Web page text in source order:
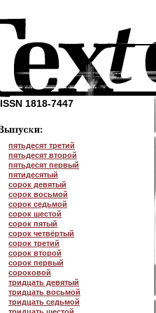
ISSN 1818-7447
пятьдесят третий
пятьдесят второй
пятьдесят первый
пятидесятый
сорок девятый
сорок восьмой
сорок седьмой
сорок шестой
сорок пятый
сорок четвёртый
сорок третий
сорок второй
сорок первый
сороковой
тридцать девятый
тридцать восьмой
тридцать седьмой